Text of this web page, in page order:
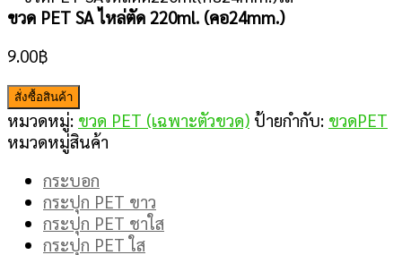
ขวด PET SA ไหล่ตัด 220ml. (คอ24mm.)
9.00฿
สั่งซื้อสินค้า
หมวดหมู่: ขวด PET (เฉพาะตัวขวด) ป้ายกำกับ: ขวดPET
หมวดหมู่สินค้า
กระบอก
กระปุก PET ขาว
กระปุก PET ชาใส
กระปุก PET ใส